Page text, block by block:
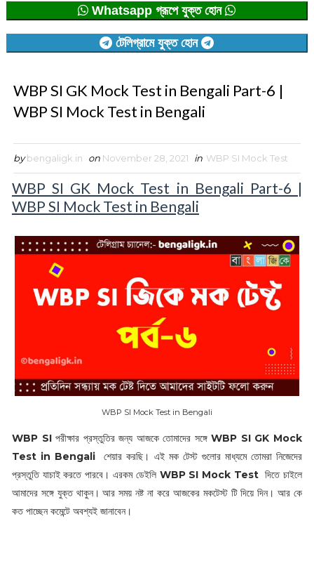
Whatsapp গ্রূপে যুক্ত হোন
টেলিগ্রামে যুক্ত হোন
WBP SI GK Mock Test in Bengali Part-6 |
WBP SI Mock Test in Bengali
by bengaligk.in on November 28, 2021 in WBP SI Mock Test
WBP SI GK Mock Test in Bengali Part-6 |
WBP SI Mock Test in Bengali
WBP SI Mock Test in Bengali
WBP SIপরীক্ষার প্রস্তুতির জন্য আজকে তোমাদের সঙ্গেWBP SI GK Mock
Test in Bengali শেয়ার করছি। এই মক টেস্ট গুলোর মাধ্যমে তোমরা নিজেদের
প্রস্তুতি যাচাই করতে পারবে। এরকম ডেইলি WBP SI Mock Test দিতে চাইলে
আমাদের সঙ্গে যুক্ত থাকুন। আর সময় নষ্ট না করে আজকের মকটেস্ট টি দিয়ে দিন। আর কে
কত পাচ্ছেন কমেন্টে অবশ্যই জানাবেন।